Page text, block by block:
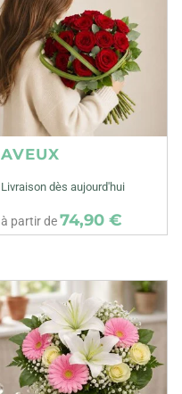
AVEUX
Livraison dès aujourd'hui
à partir de74,90 €